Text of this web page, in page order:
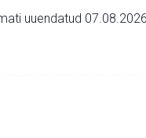
uuendatud